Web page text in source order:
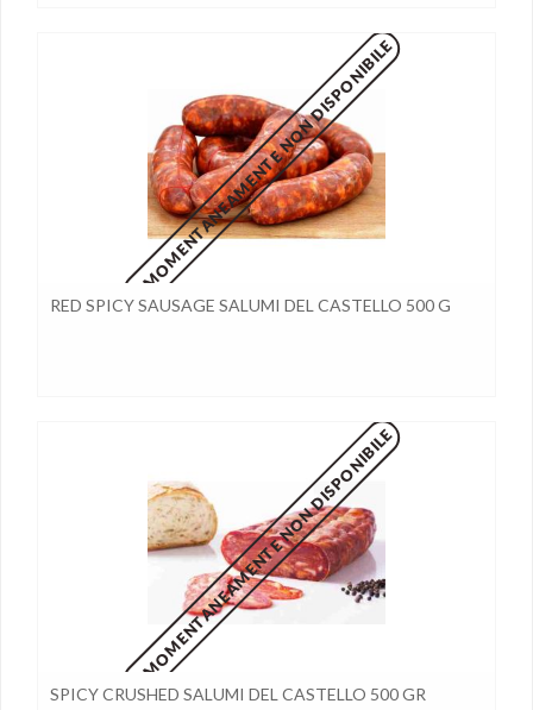
MOMENTANEAMENTE NON DISPONIBILE
RED SPICY SAUSAGE SALUMI DEL CASTELLO 500 G
MOMENTANEAMENTE NON DISPONIBILE
SPICY CRUSHED SALUMI DEL CASTELLO 500 GR